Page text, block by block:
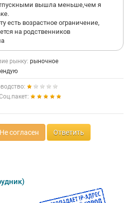
вышла меньше,чем я
есть возрастное ограничение,
на родственников
рынку: рыночное
Не согласен Ответить